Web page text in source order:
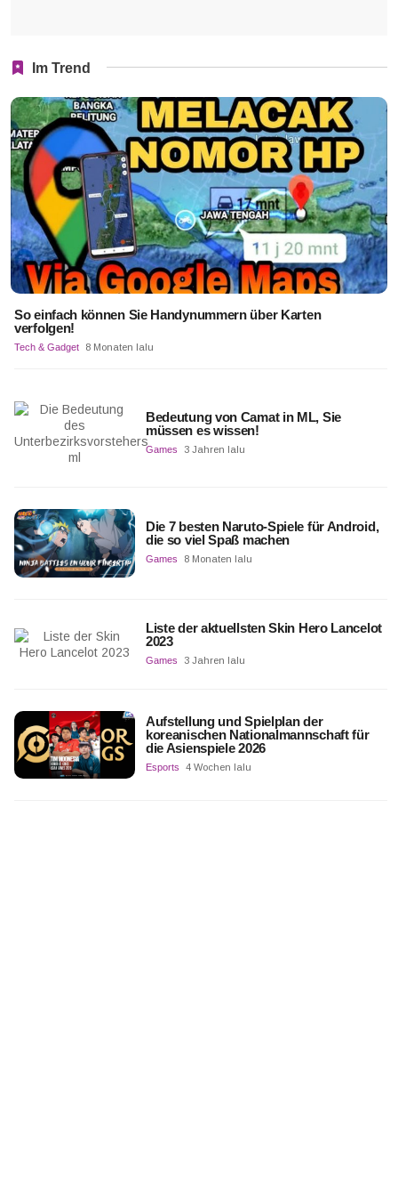
Im Trend
So einfach können Sie Handynummern über Karten
verfolgen!
Tech & Gadget 8 Monaten lalu
Bedeutung von Camat in ML, Sie
müssen es wissen!
Games 3 Jahren lalu
Die 7 besten Naruto-Spiele für Android,
die so viel Spaß machen
Games 8 Monaten lalu
Liste der aktuellsten Skin Hero Lancelot
2023
Games 3 Jahren lalu
Aufstellung und Spielplan der
koreanischen Nationalmannschaft für
die Asienspiele 2026
Esports 4 Wochen lalu